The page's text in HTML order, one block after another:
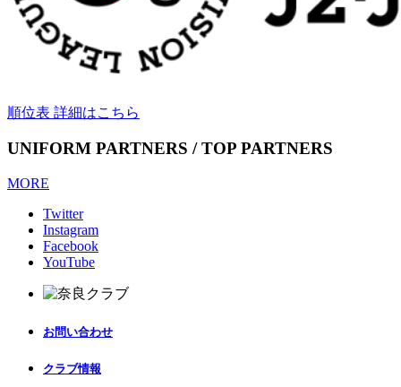
順位表 詳細はこちら
UNIFORM PARTNERS / TOP PARTNERS
MORE
Twitter
Instagram
Facebook
YouTube
お問い合わせ
クラブ情報